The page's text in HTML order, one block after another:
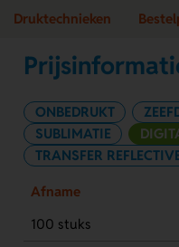
Druktechnieken
ONBEDRUKT
SUBLIMATIE
TRANSFER
Afname
100 stuks